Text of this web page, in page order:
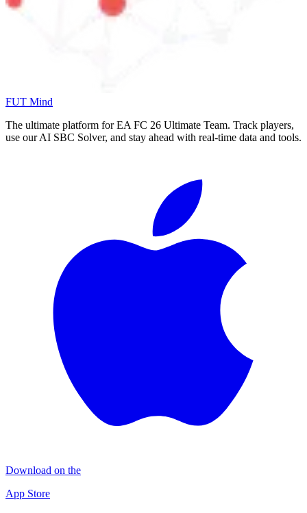
FUT Mind
The ultimate platform for EA FC 26 Ultimate Team. Track players,
use our AI SBC Solver, and stay ahead with real-time data and tools.
Download on the
App Store